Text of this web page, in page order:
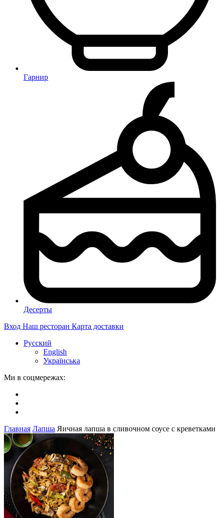
Гарнир
Десерты
Вход Наш ресторан Карта доставки
Русский
English
Українська
Ми в соцмережах:
Главная Лапша Яичная лапша в сливочном соусе с креветками